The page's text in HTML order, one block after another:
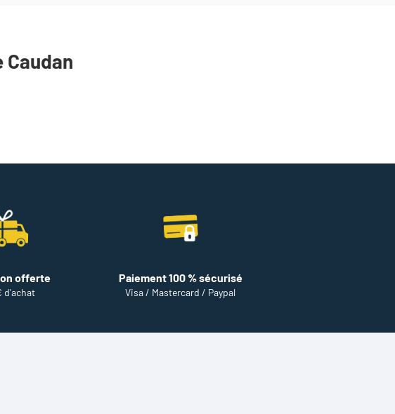
offerte
d'achat
Paiement 100 % sécurisé
Visa / Mastercard / Paypal